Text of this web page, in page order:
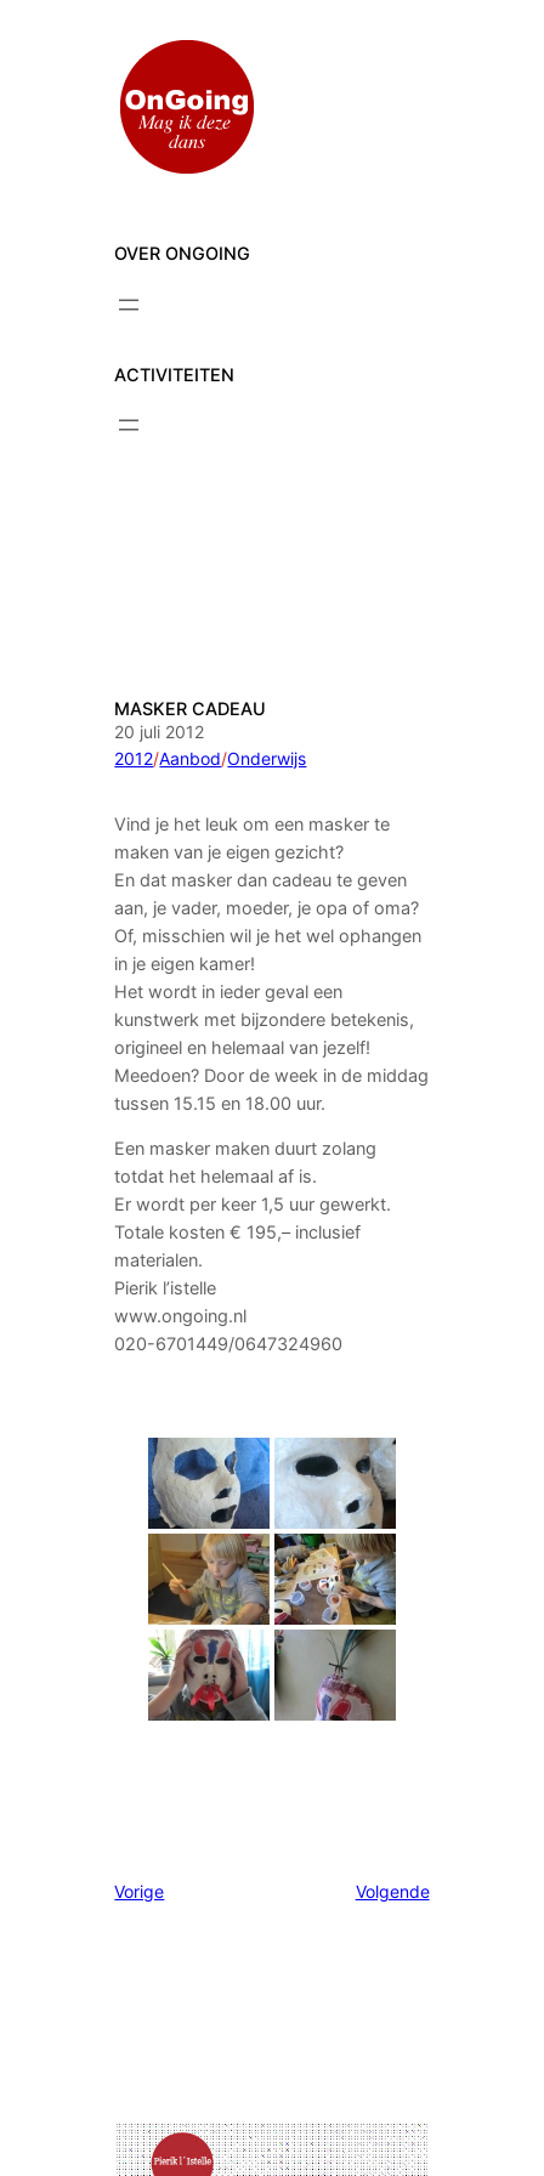
OVER ONGOING
ACTIVITEITEN
MASKER CADEAU
20 juli 2012
2012/Aanbod/Onderwijs
Vind je het leuk om een masker te
maken van je eigen gezicht?
En dat masker dan cadeau te geven
aan, je vader, moeder, je opa of oma?
Of, misschien wil je het wel ophangen
in je eigen kamer!
Het wordt in ieder geval een
kunstwerk met bijzondere betekenis,
origineel en helemaal van jezelf!
Meedoen? Door de week in de middag
tussen 15.15 en 18.00 uur.
Een masker maken duurt zolang
totdat het helemaal af is.
Er wordt per keer 1,5 uur gewerkt.
Totale kosten € 195,– inclusief
materialen.
Pierik l’istelle
www.ongoing.nl
020-6701449/0647324960
Vorige Volgende